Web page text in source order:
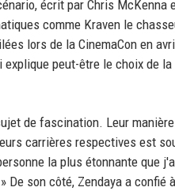
écrit par Chris McKenna
comme Kraven le
lors de la CinemaCon en
peut-être le choix de
de fascination. Leur
carrières respectives est
la plus étonnante que
De son côté, Zendaya a confié à